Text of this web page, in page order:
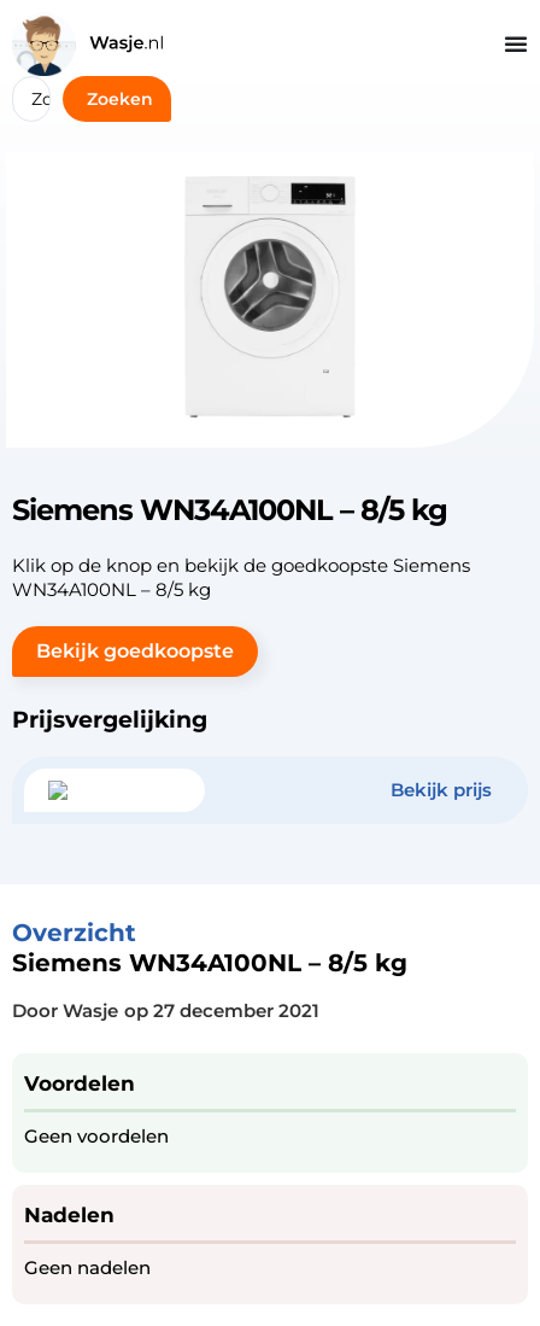
Zoeken
Siemens WN34A100NL – 8/5 kg
Klik op de knop en bekijk de goedkoopste Siemens
WN34A100NL – 8/5 kg
Bekijk goedkoopste
Prijsvergelijking
Bekijk prijs
Overzicht
Siemens WN34A100NL – 8/5 kg
Door Wasje op 27 december 2021
Voordelen
Geen voordelen
Nadelen
Geen nadelen